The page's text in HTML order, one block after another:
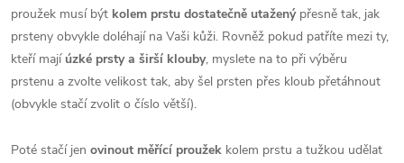
proužek musí být kolem prstu dostatečně utaženýpřesně tak, jak
prsteny obvykle doléhají na Vaši kůži. Rovněž pokud patříte mezi ty,
kteří mají úzké prsty a širší klouby, myslete na to při výběru
prstenu a zvolte velikost tak, aby šel prsten přes kloub přetáhnout
(obvykle stačí zvolit o číslo větší).
Poté stačí jen ovinout měřící proužek kolem prstu a tužkou udělat